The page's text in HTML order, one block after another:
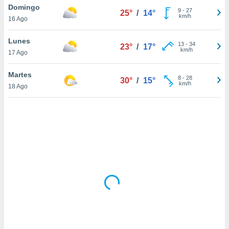
sitio
En
de que
el sitio
se
Domingo
16 Ago
25° / 14° 9- 27
km/h
Lunes
17 Ago
23° / 17° 13- 34
km/h
Martes
18 Ago
30° / 15° 8- 28
km/h